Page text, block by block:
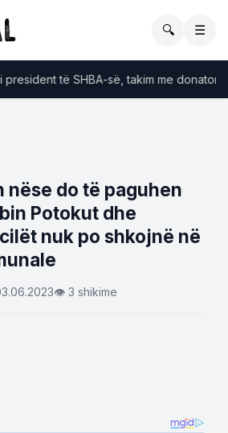
🔍 ☰
të SHBA-së, takim me donatorët:
nëse do të paguhen
Potokut dhe
nuk po shkojnë në
👁 3 shikime